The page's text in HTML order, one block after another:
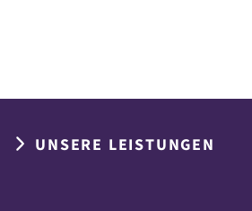
UNSERE LEISTUNGEN